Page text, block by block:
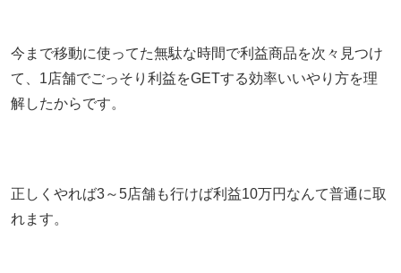
今まで移動に使ってた無駄な時間で利益商品を次々見つけ
て、1店舗でごっそり利益をGETする効率いいやり方を理
解したからです。
正しくやれば3～5店舗も行けば利益10万円なんて普通に取
れます。